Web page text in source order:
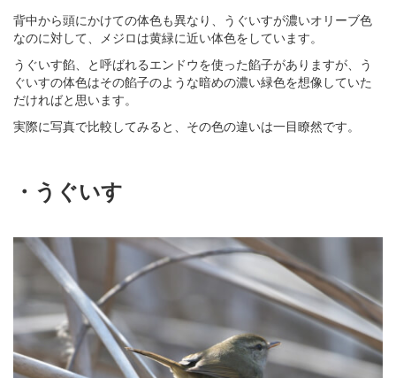
背中から頭にかけての体色も異なり、うぐいすが濃いオリーブ色
なのに対して、メジロは黄緑に近い体色をしています。
うぐいす餡、と呼ばれるエンドウを使った餡子がありますが、う
ぐいすの体色はその餡子のような暗めの濃い緑色を想像していた
だければと思います。
実際に写真で比較してみると、その色の違いは一目瞭然です。
・うぐいす